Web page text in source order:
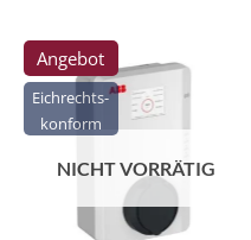
Eichrechts-
konform
Angebot
NICHT VORRÄTIG